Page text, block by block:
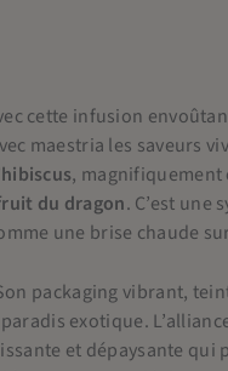
cette infusion
maestria les saveurs
hibiscus, magnifiquement
du dragon. C’est
une brise chaude
packaging vibrant,
exotique.
et dépaysante qui